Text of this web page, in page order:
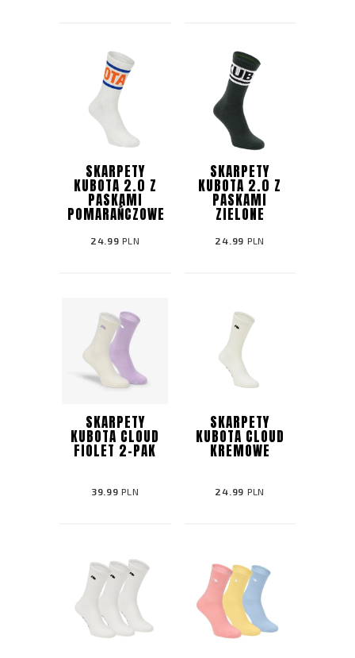
SKARPETY
KUBOTA 2.0 Z
PASKAMI
POMARAŃCZOWE
24.99 PLN
SKARPETY
KUBOTA 2.0 Z
PASKAMI
ZIELONE
24.99 PLN
SKARPETY
KUBOTA CLOUD
FIOLET 2-PAK
39.99 PLN
SKARPETY
KUBOTA CLOUD
KREMOWE
24.99 PLN